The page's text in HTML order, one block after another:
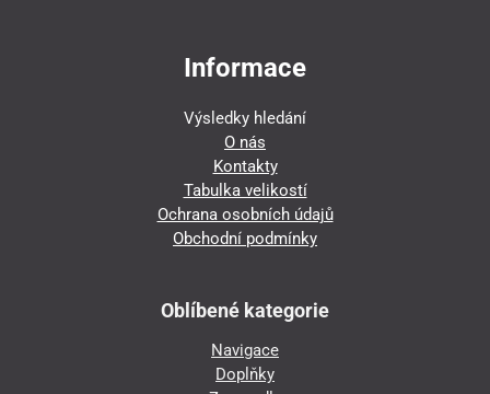
Informace
Výsledky hledání
O nás
Kontakty
Tabulka velikostí
Ochrana osobních údajů
Obchodní podmínky
Oblíbené kategorie
Navigace
Doplňky